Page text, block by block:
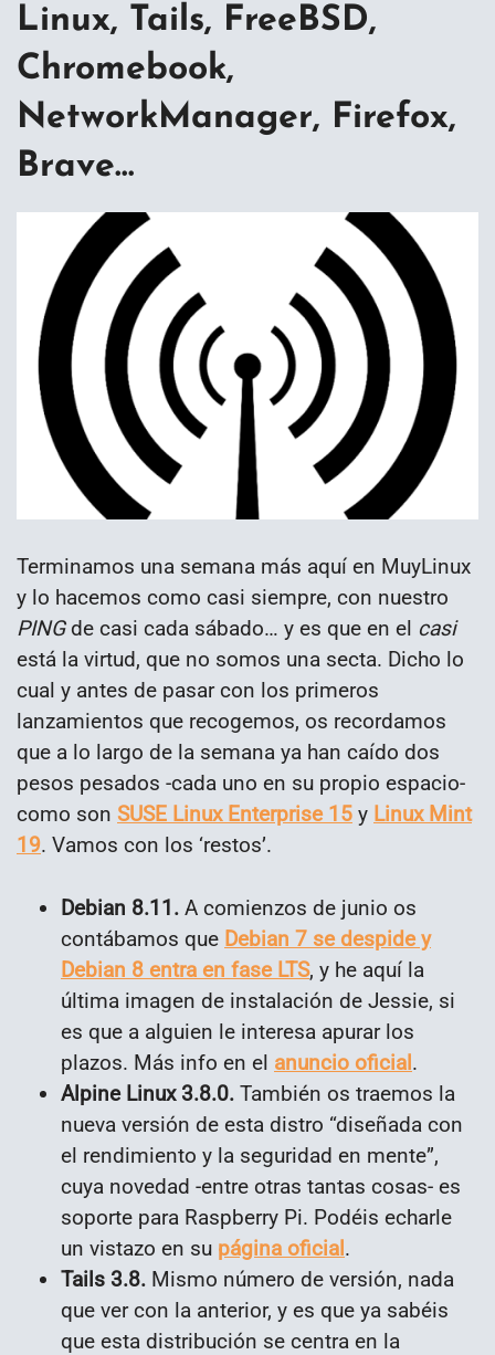
Linux, Tails, FreeBSD,
Chromebook,
NetworkManager, Firefox,
Brave…
Terminamos una semana más aquí en MuyLinux
y lo hacemos como casi siempre, con nuestro
PINGde casi cada sábado… y es que en el casi
está la virtud, que no somos una secta. Dicho lo
cual y antes de pasar con los primeros
lanzamientos que recogemos, os recordamos
que a lo largo de la semana ya han caído dos
pesos pesados -cada uno en su propio espacio-
como son SUSE Linux Enterprise 15 y Linux Mint
19. Vamos con los ‘restos’.
Debian 8.11. A comienzos de junio os
contábamos que Debian 7 se despide y
Debian 8 entra en fase LTS, y he aquí la
última imagen de instalación de Jessie, si
es que a alguien le interesa apurar los
plazos. Más info en el anuncio oficial.
Alpine Linux 3.8.0. También os traemos la
nueva versión de esta distro “diseñada con
el rendimiento y la seguridad en mente”,
cuya novedad -entre otras tantas cosas- es
soporte para Raspberry Pi. Podéis echarle
un vistazo en su página oficial.
Tails 3.8. Mismo número de versión, nada
que ver con la anterior, y es que ya sabéis
que esta distribución se centra en la